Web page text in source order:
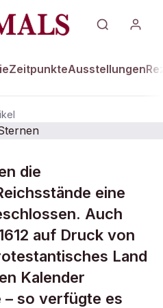
ZeitpunkteAusstellungen
den Sternen
die
eine
Auch
auf Druck von
Land
Kalender
so verfügte es